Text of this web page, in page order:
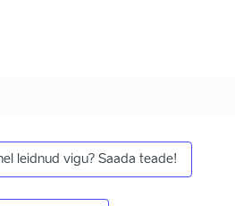
leidnud vigu? Saada teade!